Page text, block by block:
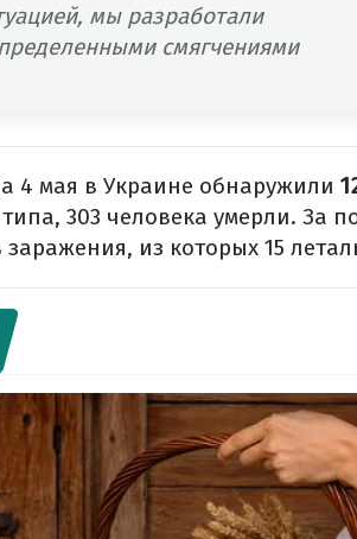
мы разработали
смягчениями
4 мая в Украине обнаружили
303 человека умерли. За
заражения, из которых 15